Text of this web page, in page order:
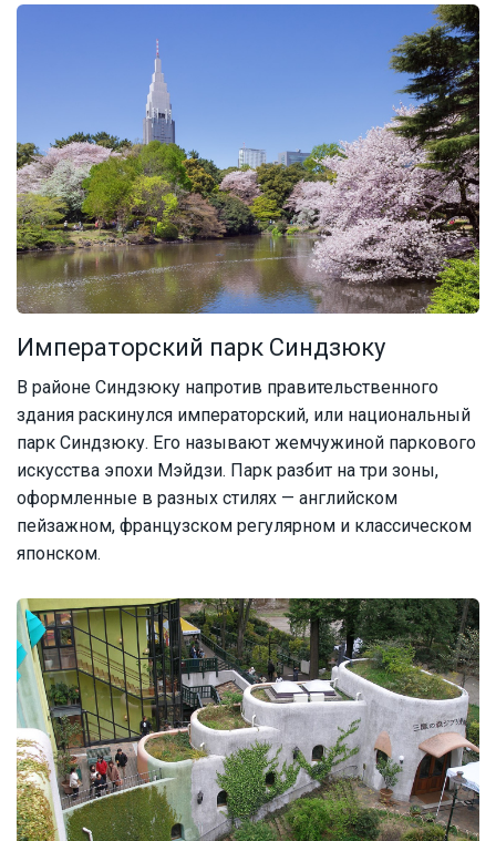
Императорский парк Синдзюку
В районе Синдзюку напротив правительственного
здания раскинулся императорский, или национальный
парк Синдзюку. Его называют жемчужиной паркового
искусства эпохи Мэйдзи. Парк разбит на три зоны,
оформленные в разных стилях — английском
пейзажном, французском регулярном и классическом
японском.